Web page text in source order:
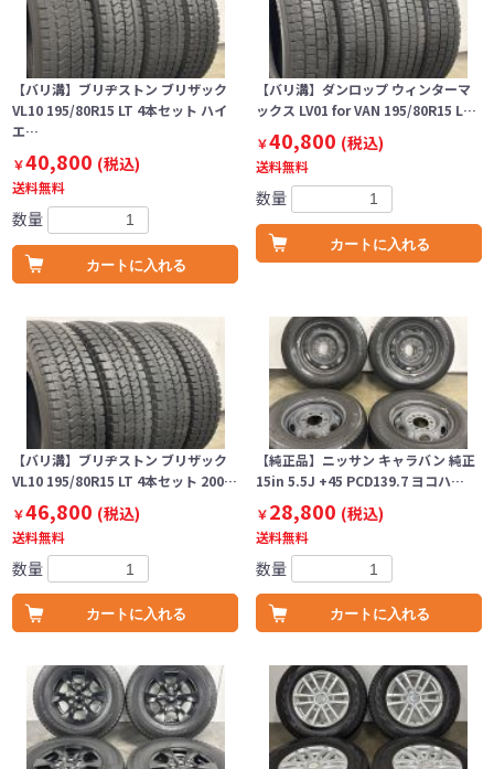
【バリ溝】ブリヂストン ブリザック
VL10 195/80R15 LT 4本セット ハイ
エ…
￥40,800 (税込)
送料無料
数量
カートに入れる
【バリ溝】ダンロップ ウィンターマ
ックス LV01 for VAN 195/80R15 L…
￥40,800 (税込)
送料無料
数量
カートに入れる
【バリ溝】ブリヂストン ブリザック
VL10 195/80R15 LT 4本セット 200…
￥46,800 (税込)
送料無料
数量
カートに入れる
【純正品】ニッサン キャラバン 純正
15in 5.5J +45 PCD139.7 ヨコハ…
￥28,800 (税込)
送料無料
数量
カートに入れる